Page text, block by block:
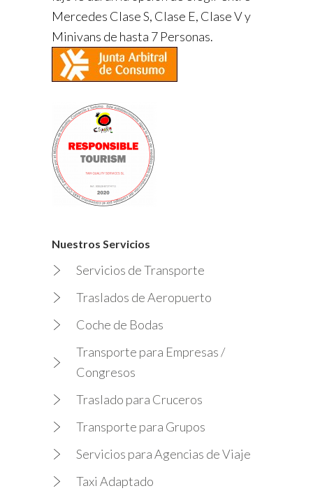
Mercedes Clase S, Clase E, Clase V y
Minivans de hasta 7 Personas.
Nuestros Servicios
Servicios de Transporte
Traslados de Aeropuerto
Coche de Bodas
Transporte para Empresas /
Congresos
Traslado para Cruceros
Transporte para Grupos
Servicios para Agencias de Viaje
Taxi Adaptado